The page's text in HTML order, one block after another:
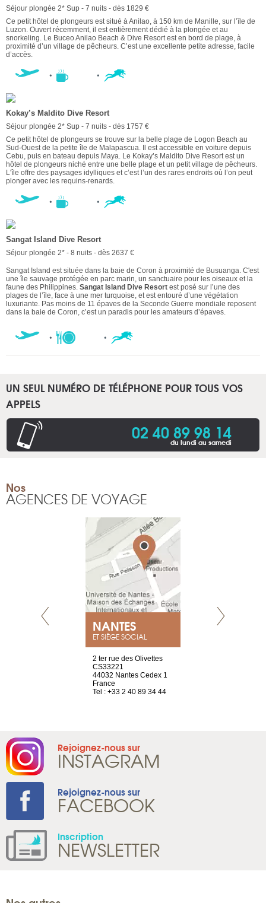
Séjour plongée 2* Sup - 7 nuits - dès 1829 €
Ce petit hôtel de plongeurs est situé à Anilao, à 150 km de Manille, sur l’île de
Luzon. Ouvert récemment, il est entièrement dédié à la plongée et au
snorkeling. Le Buceo Anilao Beach & Dive Resort est en bord de plage, à
proximité d’un village de pêcheurs. C’est une excellente petite adresse, facile
d’accès.
Kokay’s Maldito Dive Resort
Séjour plongée 2* Sup - 7 nuits - dès 1757 €
Ce petit hôtel de plongeurs se trouve sur la belle plage de Logon Beach au
Sud-Ouest de la petite île de Malapascua. Il est accessible en voiture depuis
Cebu, puis en bateau depuis Maya. Le Kokay’s Maldito Dive Resort est un
hôtel de plongeurs niché entre une belle plage et un petit village de pêcheurs.
L'île offre des paysages idylliques et c’est l’un des rares endroits où l’on peut
plonger avec les requins-renards.
Sangat Island Dive Resort
Séjour plongée 2* - 8 nuits - dès 2637 €
Sangat Island est située dans la baie de Coron à proximité de Busuanga. C'est
une île sauvage protégée en parc marin, un sanctuaire pour les oiseaux et la
faune des Philippines. Sangat Island Dive Resort est posé sur l’une des
plages de l’île, face à une mer turquoise, et est entouré d’une végétation
luxuriante. Pas moins de 11 épaves de la Seconde Guerre mondiale reposent
dans la baie de Coron, c’est un paradis pour les amateurs d’épaves.
UN SEUL NUMÉRO DE TÉLÉPHONE POUR TOUS VOS
APPELS
02 40 89 98 14
du lundi au samedi
Nos
AGENCES DE VOYAGE
NANTES
ET SIÈGE SOCIAL
2 ter rue des Olivettes
CS33221
44032 Nantes Cedex 1
France
Tel : +33 2 40 89 34 44
Rejoignez-nous sur
INSTAGRAM
Rejoignez-nous sur
FACEBOOK
Inscription
NEWSLETTER